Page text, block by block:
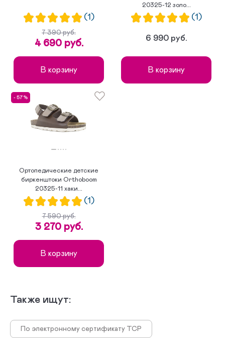
(1)
7 390 руб.
4 690 руб.
В корзину
20325-12 золо...
(1)
6 990 руб.
В корзину
- 57%
Ортопедические детские
биркенштоки Orthoboom
20325-11 хаки...
(1)
7 590 руб.
3 270 руб.
В корзину
Также ищут:
По электронному сертификату ТСР